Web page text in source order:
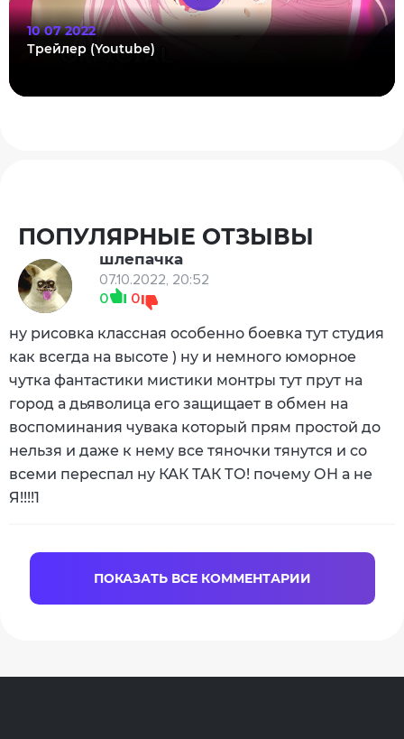
10 07 2022
Трейлер (Youtube)
ПОПУЛЯРНЫЕ ОТЗЫВЫ
шлепачка
07.10.2022, 20:52
0
0
ну рисовка классная особенно боевка тут студия
как всегда на высоте ) ну и немного юморное
чутка фантастики мистики монтры тут прут на
город а дьяволица его защищает в обмен на
воспоминания чувака который прям простой до
нельзя и даже к нему все тяночки тянутся и со
всеми переспал ну КАК ТАК ТО! почему ОН а не
Я!!!!1
ПОКАЗАТЬ ВСЕ КОММЕНТАРИИ